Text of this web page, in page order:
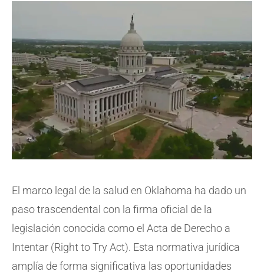
El marco legal de la salud en Oklahoma ha dado un
paso trascendental con la firma oficial de la
legislación conocida como el Acta de Derecho a
Intentar (Right to Try Act). Esta normativa jurídica
amplía de forma significativa las oportunidades